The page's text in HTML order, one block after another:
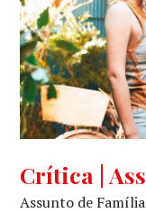
CINEMA,
CRÍTICA
CINEMATOGRÁFICA
Crítica |
Assunto de